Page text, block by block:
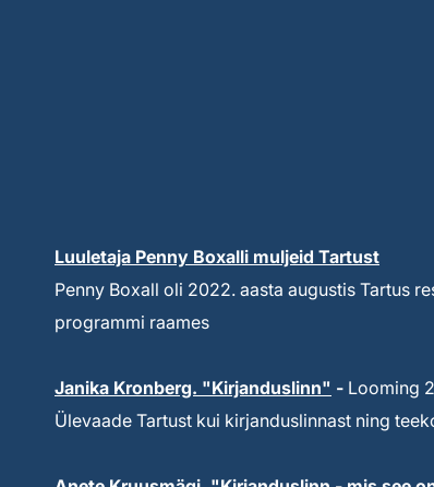
Luuletaja Penny Boxalli muljeid Tartust
Penny Boxall oli 2022. aasta augustis Tartus
programmi raames
Janika Kronberg. "Kirjanduslinn" -Looming
Ülevaade Tartust kui kirjanduslinnast ning